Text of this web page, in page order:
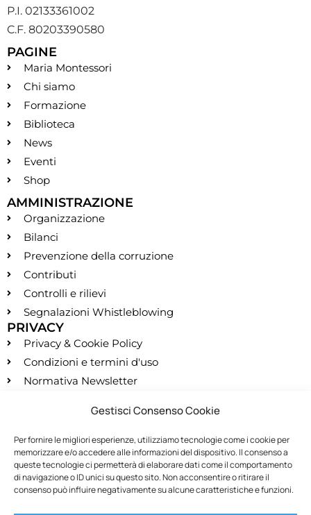
Gestisci Consenso Cookie
Per fornire le migliori esperienze, utilizziamo tecnologie come i cookie per
memorizzare e/o accedere alle informazioni del dispositivo. Il consenso a
queste tecnologie ci permetterà di elaborare dati come il comportamento
di navigazione o ID unici su questo sito. Non acconsentire o ritirare il
consenso può influire negativamente su alcune caratteristiche e funzioni.
P.I. 02133361002
C.F. 80203390580
PAGINE
Maria Montessori
Chi siamo
Formazione
Biblioteca
News
Eventi
Shop
AMMINISTRAZIONE
Organizzazione
Bilanci
Prevenzione della corruzione
Contributi
Controlli e rilievi
Segnalazioni Whistleblowing
PRIVACY
Privacy & Cookie Policy
Condizioni e termini d'uso
Normativa Newsletter
segreteria@montessori.it
(+39) 06.584.865
(+39) 06.587.959
SOCIALS